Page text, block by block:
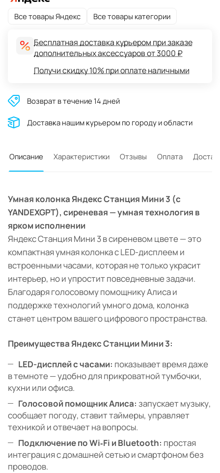
Все товары Яндекс Все товары категории
Бесплатная доставка курьером при заказе
дополнительных аксессуаров от 3000 ₽
Получи скидку 10% при оплате наличными
Возврат в течение 14 дней
Доставĸа нашим ĸурьером по городу и области
Описание Характеристики Отзывы Оплата
Умная колонка Яндекс Станция Мини 3 (с
YANDEXGPT), сиреневая — умная технология в
ярком исполнении
Яндекс Станция Мини 3 в сиреневом цвете — это
компактная умная колонка с LED-дисплеем и
встроенными часами, которая не только украсит
интерьер, но и упростит повседневные задачи.
Благодаря голосовому помощнику Алиса и
поддержке технологий умного дома, колонка
станет центром вашего цифрового пространства.
Преимущества Яндекс Станции Мини 3:
LED-дисплей с часами: показывает время даже
в темноте — удобно для прикроватной тумбочки,
кухни или офиса.
Голосовой помощник Алиса: запускает музыку,
сообщает погоду, ставит таймеры, управляет
техникой и отвечает на вопросы.
Подключение по Wi‑Fi и Bluetooth: простая
интеграция с домашней сетью и смартфоном без
проводов.